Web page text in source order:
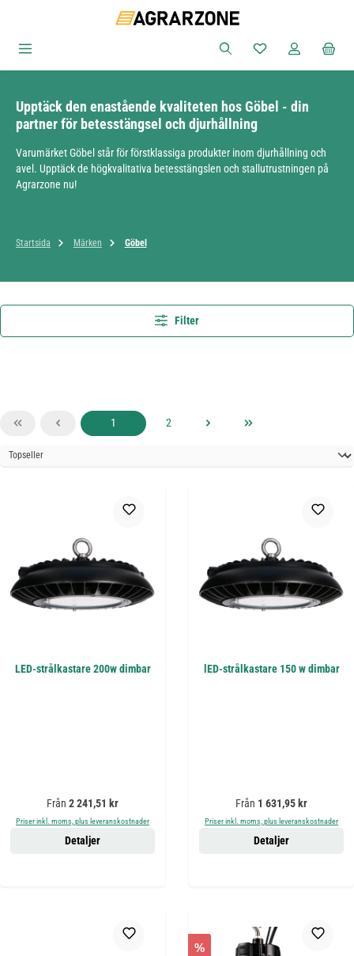
Du har 0 objekt i
Upptäck den enastående kvaliteten hos Göbel - din
partner för betesstängsel och djurhållning
Varumärket Göbel står för förstklassiga produkter inom djurhållning och
avel. Upptäck de högkvalitativa betesstängslen och stallutrustningen på
Agrarzone nu!
Startsida Märken Göbel
Filter
Sida
1 Sida
2
LED-strålkastare 200w dimbar
Ordinarie pris:
Från 2 241,51 kr
Priser inkl. moms, plus leveranskostnader
Detaljer
lED-strålkastare 150 w dimbar
Ordinarie pris:
Från 1 631,95 kr
Priser inkl. moms, plus leveranskostnader
Detaljer
%